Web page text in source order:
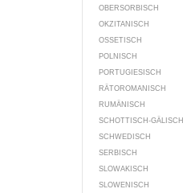
OBERSORBISCH
OKZITANISCH
OSSETISCH
POLNISCH
PORTUGIESISCH
RÄTOROMANISCH
RUMÄNISCH
SCHOTTISCH-GÄLISCH
SCHWEDISCH
SERBISCH
SLOWAKISCH
SLOWENISCH